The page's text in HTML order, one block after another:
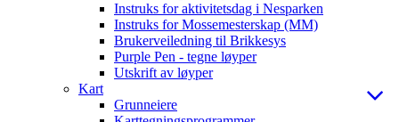
Instruks for aktivitetsdag i Nesparken
Instruks for Mossemesterskap (MM)
Brukerveiledning til Brikkesys
Purple Pen - tegne løyper
Utskrift av løyper
Kart
Grunneiere